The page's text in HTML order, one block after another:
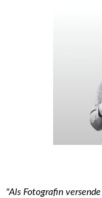
"Als Fotografin